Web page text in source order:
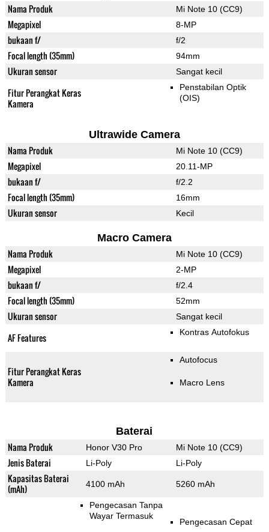
Nama Produk Mi Note 10 (CC9)
Megapixel 8-MP
bukaan f/ f/2
Focal length (35mm) 94mm
Ukuran sensor Sangat kecil
Fitur Perangkat Keras
Kamera
Penstabilan Optik
(OIS)
Ultrawide Camera
Nama Produk Mi Note 10 (CC9)
Megapixel 20.11-MP
bukaan f/ f/2.2
Focal length (35mm) 16mm
Ukuran sensor Kecil
Macro Camera
Nama Produk Mi Note 10 (CC9)
Megapixel 2-MP
bukaan f/ f/2.4
Focal length (35mm) 52mm
Ukuran sensor Sangat kecil
AF Features Kontras Autofokus
Fitur Perangkat Keras
Kamera
Autofocus
Macro Lens
Baterai
Nama Produk Honor V30 Pro Mi Note 10 (CC9)
Jenis Baterai Li-Poly Li-Poly
Kapasitas Baterai
(mAh)
4100 mAh 5260 mAh
Pengecasan Tanpa
Wayar Termasuk
Pengecasan Cepat